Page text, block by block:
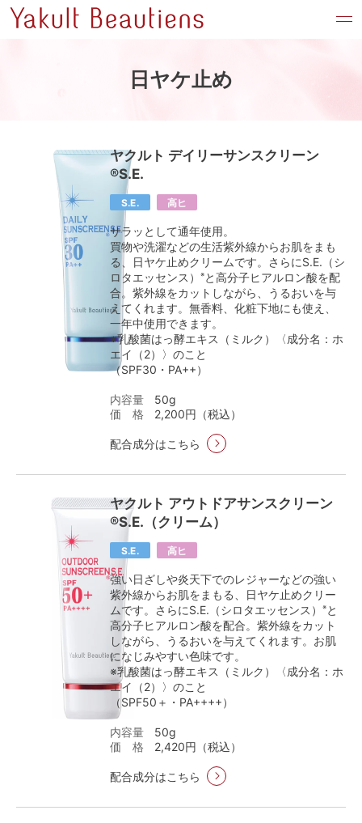
日ヤケ止め
ヤクルト デイリーサンスクリーン
®S.E.
S.E. 高ヒ
サラッとして通年使用。
買物や洗濯などの生活紫外線からお肌をまも
る、日ヤケ止めクリームです。さらにS.E.（シ
ロタエッセンス）
※ と高分子ヒアルロン酸を配
合。紫外線をカットしながら、うるおいを与
えてくれます。無香料、化粧下地にも使え、
一年中使用できます。
※乳酸菌はっ酵エキス（ミルク）〈成分名：ホ
エイ（2）〉のこと
（SPF30・PA++）
内容量
50g
価 格
2,200円（税込）
配合成分はこちら
ヤクルト アウトドアサンスクリーン
®S.E.（クリーム）
S.E. 高ヒ
強い日ざしや炎天下でのレジャーなどの強い
紫外線からお肌をまもる、日ヤケ止めクリー
ムです。さらにS.E.（シロタエッセンス）
※ と
高分子ヒアルロン酸を配合。紫外線をカット
しながら、うるおいを与えてくれます。お肌
になじみやすい色味です。
※乳酸菌はっ酵エキス（ミルク）〈成分名：ホ
エイ（2）〉のこと
（SPF50＋・PA++++）
内容量
50g
価 格
2,420円（税込）
配合成分はこちら